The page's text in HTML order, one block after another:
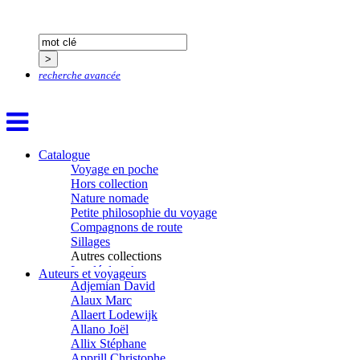
recherche avancée
Catalogue
Voyage en poche
Hors collection
Nature nomade
Petite philosophie du voyage
Compagnons de route
Sillages
Autres collections
La clé des champs
Chemins d’étoiles
Visions
Auteurs et voyageurs
Aïtmatov Tchinguiz
Adjemian David
Alaux Marc
Allaert Lodewijk
Allano Joël
Allix Stéphane